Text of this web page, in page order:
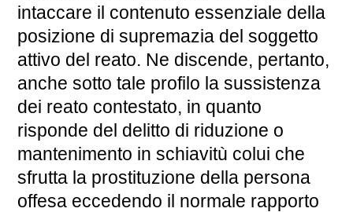
intaccare il contenuto essenziale della
posizione di supremazia del soggetto
attivo del reato. Ne discende, pertanto,
anche sotto tale profilo la sussistenza
dei reato contestato, in quanto
risponde del delitto di riduzione o
mantenimento in schiavitù colui che
sfrutta la prostituzione della persona
offesa eccedendo il normale rapporto